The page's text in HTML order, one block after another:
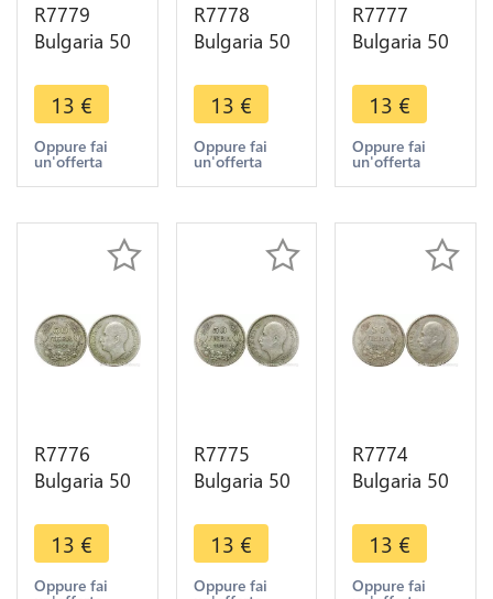
R7779
Bulgaria 50
III 1930 BP
Silver ->
Make offer
13 €
Oppure fai
un'offerta
R7778
Bulgaria 50
III 1930 BP
Silver ->
Make offer
13 €
Oppure fai
un'offerta
R7777
Bulgaria 50
III 1930 BP
Silver ->
Make offer
13 €
Oppure fai
un'offerta
R7776
Bulgaria 50
III 1930 BP
Silver ->
Make offer
13 €
Oppure fai
R7775
Bulgaria 50
III 1930 BP
Silver ->
Make offer
13 €
Oppure fai
R7774
Bulgaria 50
III 1930 BP
Silver ->
Make offer
13 €
Oppure fai